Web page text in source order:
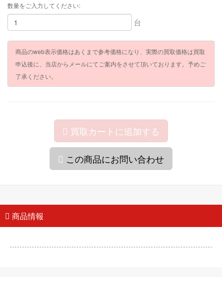
数量をご入力してください:
台
商品のweb表示価格はあくまで参考価格になり、実際の買取価格は買取
申込後に、当店からメールにてご案内をさせて頂いております。予めご
了承ください。
買取カートに追加する
この商品にお問い合わせ
商品情報